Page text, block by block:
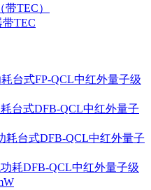
TEC）
带TEC
台式FP-QCL中红外量子级
台式DFB-QCL中红外量子
耗台式DFB-QCL中红外量子
功耗DFB-QCL中红外量子级